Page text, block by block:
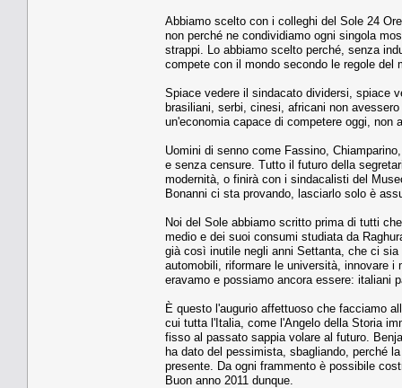
Abbiamo scelto con i colleghi del Sole 24
non perché ne condividiamo ogni singola
strappi. Lo abbiamo scelto perché, senza
compete con il mondo secondo le regole
Spiace vedere il sindacato dividersi, spiace
brasiliani, serbi, cinesi, africani non
un'economia capace di competere oggi,
Uomini di senno come Fassino,
e senza censure. Tutto il futuro della
modernità, o finirà con i sindacalisti del
Bonanni ci sta provando, lasciarlo solo è
Noi del Sole abbiamo scritto prima di tutti
medio e dei suoi consumi studiata da
già così inutile negli anni Settanta, che ci
automobili, riformare le università, innovare i
eravamo e possiamo ancora essere: italiani
È questo l'augurio affettuoso che facciamo
cui tutta l'Italia, come l'Angelo della Storia
fisso al passato sappia volare al futuro.
ha dato del pessimista, sbagliando, perché
presente. Da ogni frammento è possibile
Buon anno 2011 dunque.